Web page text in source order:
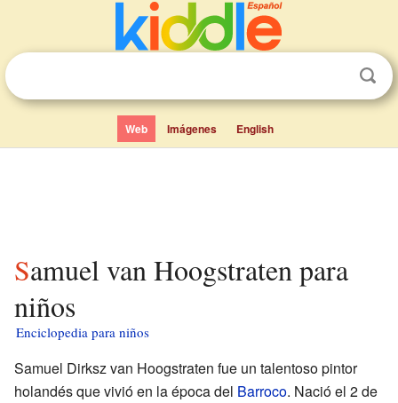
Web Imágenes English
Samuel van Hoogstraten para
niños
Enciclopedia para niños
Samuel Dirksz van Hoogstraten fue un talentoso pintor
holandés que vivió en la época del Barroco. Nació el 2 de